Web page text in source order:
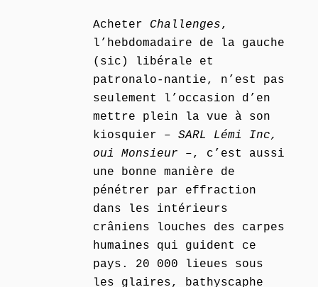
Acheter Challenges,
l’hebdomadaire de la gauche
(sic) libérale et
patronalo-nantie, n’est pas
seulement l’occasion d’en
mettre plein la vue à son
kiosquier – SARL Lémi Inc,
oui Monsieur –, c’est aussi
une bonne manière de
pénétrer par effraction
dans les intérieurs
crâniens louches des carpes
humaines qui guident ce
pays. 20 000 lieues sous
les glaires, bathyscaphe